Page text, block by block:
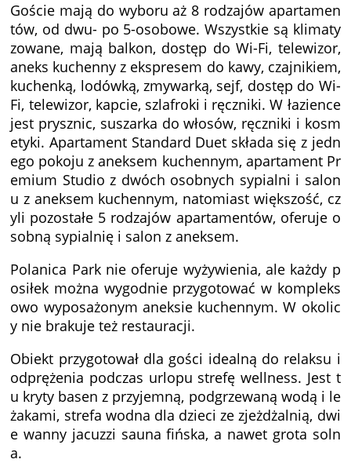
Goście mają do wyboru aż 8 rodzajów apartamen
tów, od dwu- po 5-osobowe. Wszystkie są klimaty
zowane, mają balkon, dostęp do Wi-Fi, telewizor,
aneks kuchenny z ekspresem do kawy, czajnikiem,
kuchenką, lodówką, zmywarką, sejf, dostęp do Wi-
Fi, telewizor, kapcie, szlafroki i ręczniki. W łazience
jest prysznic, suszarka do włosów, ręczniki i kosm
etyki. Apartament Standard Duet składa się z jedn
ego pokoju z aneksem kuchennym, apartament Pr
emium Studio z dwóch osobnych sypialni i salon
u z aneksem kuchennym, natomiast większość, cz
yli pozostałe 5 rodzajów apartamentów, oferuje o
sobną sypialnię i salon z aneksem.
Polanica Park nie oferuje wyżywienia, ale każdy p
osiłek można wygodnie przygotować w kompleks
owo wyposażonym aneksie kuchennym. W okolic
y nie brakuje też restauracji.
Obiekt przygotował dla gości idealną do relaksu i
odprężenia podczas urlopu strefę wellness. Jest t
u kryty basen z przyjemną, podgrzewaną wodą i le
żakami, strefa wodna dla dzieci ze zjeżdżalnią, dwi
e wanny jacuzzi sauna fińska, a nawet grota soln
a.